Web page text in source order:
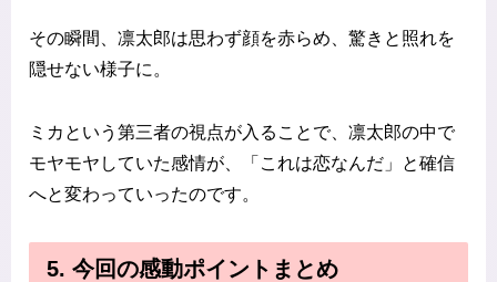
その瞬間、凛太郎は思わず顔を赤らめ、驚きと照れを
隠せない様子に。
ミカという第三者の視点が入ることで、凛太郎の中で
モヤモヤしていた感情が、「これは恋なんだ」と確信
へと変わっていったのです。
5. 今回の感動ポイントまとめ